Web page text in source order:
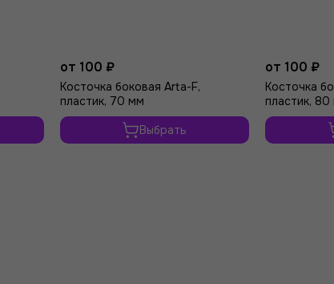
от 100 ₽
Косточка боковая Arta-F,
пластик, 70 мм
Выбрать
от 100 ₽
Косточка
пластик,